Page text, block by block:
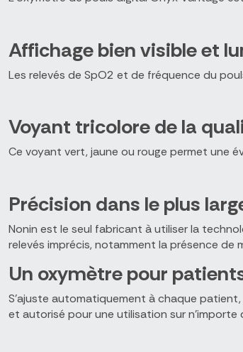
Affichage bien visible et
Les relevés de SpO2 et de fréquence du
Voyant tricolore de la
Ce voyant vert, jaune ou rouge permet une
Précision dans le plus
Nonin est le seul fabricant à utiliser la
relevés imprécis, notamment la présence
Un oxymètre pour
S’ajuste automatiquement à chaque
et autorisé pour une utilisation sur